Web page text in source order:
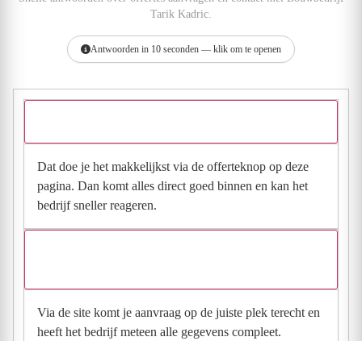
Tarik Kadric.
Antwoorden in 10 seconden — klik om te openen
Dat doe je het makkelijkst via de offerteknop op deze
pagina. Dan komt alles direct goed binnen en kan het
bedrijf sneller reageren.
Via de site komt je aanvraag op de juiste plek terecht en
heeft het bedrijf meteen alle gegevens compleet.